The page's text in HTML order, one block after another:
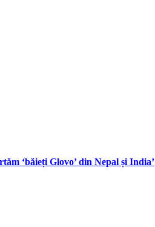
‘băieți Glovo’ din Nepal și India’